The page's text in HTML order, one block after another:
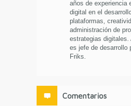
años de experiencia
digital en el
plataformas,
administración de
estrategias digitales.
es jefe de desarrollo
Friks.
Comentarios